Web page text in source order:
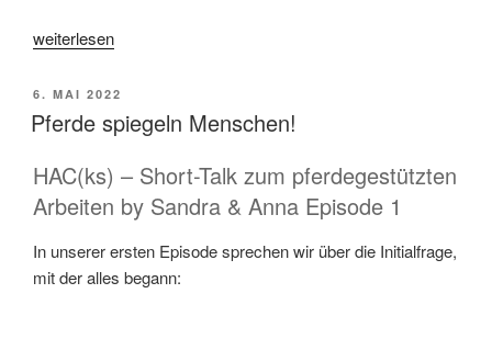
„Müssen
Coaches
Reiter
weiterlesen
VERÖFFENTLICHT
AM
6. MAI 2022
Pferde spiegeln Menschen!
HAC(ks) – Short-Talk zum pferdegestützten
Arbeiten by Sandra & Anna Episode 1
In unserer ersten Episode sprechen wir über die Initialfrage,
mit der alles begann: